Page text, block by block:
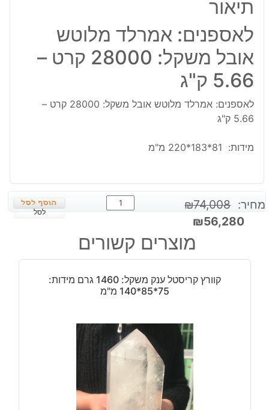
תיאור
לאספנים: אמרלד מלוטש
אובל משקל: 28000 קרט –
5.66 ק"ג
לאספנים: אמרלד מלוטש אובל משקל: 28000 קרט –
5.66 ק"ג
מידות: 81*183*220 מ"מ
מחיר: ₪74,008
המחיר
₪56,280
המחיר
הנוכחי
הוא:
כמות
של
אמרלד
מלוטש
משקל:
-
5.66
ק"ג
לסל
מוצרים קשורים
קוורץ קריסטל ענק משקל: 1460 גרם מידות:
75*85*140 מ"מ